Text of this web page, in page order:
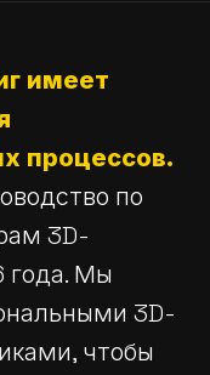
имеет
процессов.
по
3D-
года. Мы
3D-
чтобы